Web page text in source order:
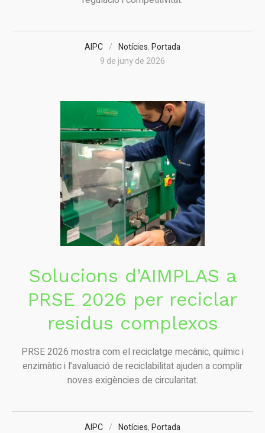
AIPC Notícies,Portada
9 de juny de 2026
Solucions d’AIMPLAS a
PRSE 2026 per reciclar
residus complexos
PRSE 2026 mostra com el reciclatge mecànic, químic i
enzimàtic i l’avaluació de reciclabilitat ajuden a complir
noves exigències de circularitat.
AIPC Notícies,Portada